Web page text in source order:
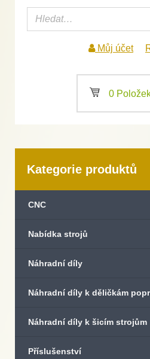
Můj účet
a 0
Kategorie produktů
CNC
Nabídka strojů
Náhradní díly
Náhradní díly k děličkám
Náhradní díly k šicím strojům
Příslušenství